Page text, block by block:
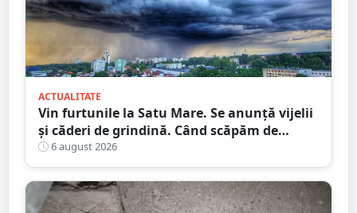
ACTUALITATE
Vin furtunile la Satu Mare. Se anunță vijelii
și căderi de grindină. Când scăpăm de
caniculă
6 august 2026